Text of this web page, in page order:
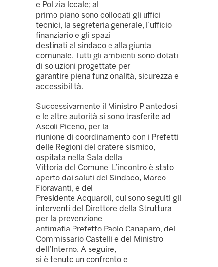
e Polizia locale; al
primo piano sono collocati gli uffici
tecnici, la segreteria generale, l’ufficio
finanziario e gli spazi
destinati al sindaco e alla giunta
comunale. Tutti gli ambienti sono dotati
di soluzioni progettate per
garantire piena funzionalità, sicurezza e
accessibilità.
Successivamente il Ministro Piantedosi
e le altre autorità si sono trasferite ad
Ascoli Piceno, per la
riunione di coordinamento con i Prefetti
delle Regioni del cratere sismico,
ospitata nella Sala della
Vittoria del Comune. L’incontro è stato
aperto dai saluti del Sindaco, Marco
Fioravanti, e del
Presidente Acquaroli, cui sono seguiti gli
interventi del Direttore della Struttura
per la prevenzione
antimafia Prefetto Paolo Canaparo, del
Commissario Castelli e del Ministro
dell’Interno. A seguire,
si è tenuto un confronto e